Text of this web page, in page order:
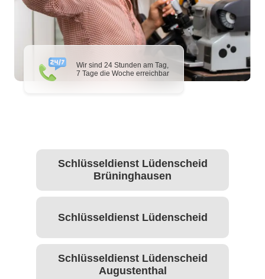
Wir sind 24 Stunden am Tag,
7 Tage die Woche erreichbar
Schlüsseldienst Lüdenscheid
Brüninghausen
Schlüsseldienst Lüdenscheid
Schlüsseldienst Lüdenscheid
Augustenthal